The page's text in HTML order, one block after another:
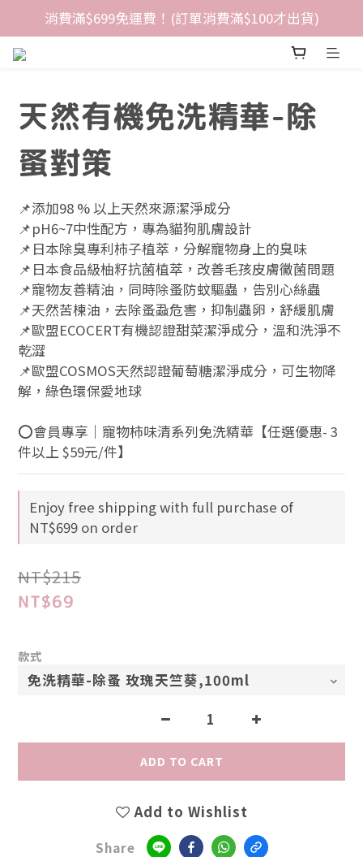
消費滿$699免運費！(訂單消費滿$100才出貨)
天然有機免洗精華-除
蚤對策
📌添加98 % 以上天然來源潔淨成分
📌pH6~7中性配方，專為貓狗肌膚設計
📌日本除臭專利柿子植萃，分解寵物身上的臭味
📌日本食品級柚籽抗菌植萃，改善毛孩皮膚黴菌問題
📌寵物友善精油，同時除蚤防蚊驅蟲，告別心絲蟲
📌天然苦楝油，去除蚤蝨危害，抑制蟲卵，舒緩肌膚
📌歐盟ECOCERT有機認證甜菜潔淨成分，溫和洗淨不
乾澀
📌歐盟COSMOS天然認證葡萄糖潔淨成分，可生物降
解，綠色環保愛地球
⭕會員專享｜寵物柿味清系列免洗精華【任選優惠- 3
件以上 $59元/件】
Enjoy free shipping with full purchase of
NT$699 on order
NT$215
NT$69
款式
ADD TO CART
Add to Wishlist
Share